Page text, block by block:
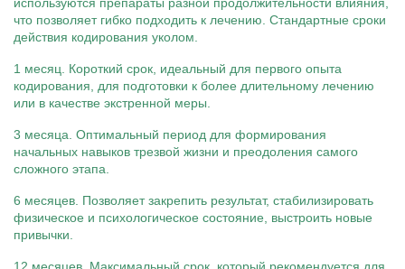
что позволяет гибко подходить к лечению. Стандартные сроки
действия кодирования уколом.
1 месяц. Короткий срок, идеальный для первого опыта
кодирования, для подготовки к более длительному лечению
или в качестве экстренной меры.
3 месяца. Оптимальный период для формирования
начальных навыков трезвой жизни и преодоления самого
сложного этапа.
6 месяцев. Позволяет закрепить результат, стабилизировать
физическое и психологическое состояние, выстроить новые
привычки.